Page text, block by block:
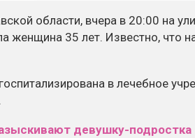
области, вчера в 20:00 на
женщина 35 лет. Известно, что
в лечебное
девушку-подростка